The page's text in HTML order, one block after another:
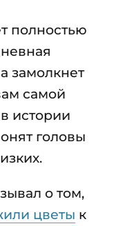
полностью
замолкнет
самой
истории
головы
о том,
цветы к